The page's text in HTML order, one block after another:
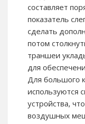
составляет
показатель
сделать
потом
траншеи
для
Для большого
используются
устройства,
воздушных